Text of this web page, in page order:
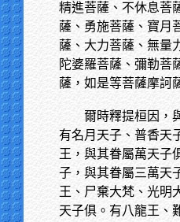
精進菩薩、不休息菩
薩、勇施菩薩、寶月
薩、大力菩薩、無量
陀婆羅菩薩、彌勒菩
薩，如是等菩薩摩訶
爾時釋提桓因，
有名月天子、普香天
王，與其眷屬萬天子
子，與其眷屬三萬天
王、尸棄大梵、光明
天子俱。有八龍王、